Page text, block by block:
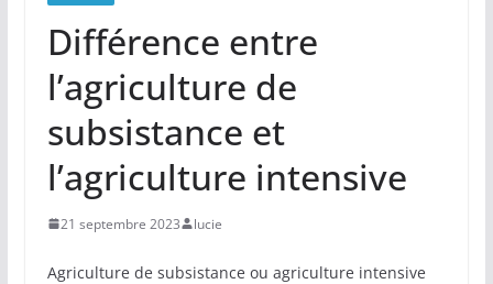
Différence entre
l’agriculture de
subsistance et
l’agriculture intensive
21 septembre 2023 lucie
Agriculture de subsistance ou agriculture intensive